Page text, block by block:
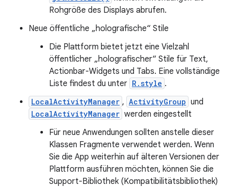
Rohgröße des Displays abrufen.
Neue öffentliche „holografische“ Stile
Die Plattform bietet jetzt eine Vielzahl
öffentlicher „holografischer“ Stile für Text,
Actionbar-Widgets und Tabs. Eine vollständige
Liste findest du unter R.style .
LocalActivityManager , ActivityGroup und
LocalActivityManager werden eingestellt
Für neue Anwendungen sollten anstelle dieser
Klassen Fragmente verwendet werden. Wenn
Sie die App weiterhin auf älteren Versionen der
Plattform ausführen möchten, können Sie die
Support-Bibliothek (Kompatibilitätsbibliothek)